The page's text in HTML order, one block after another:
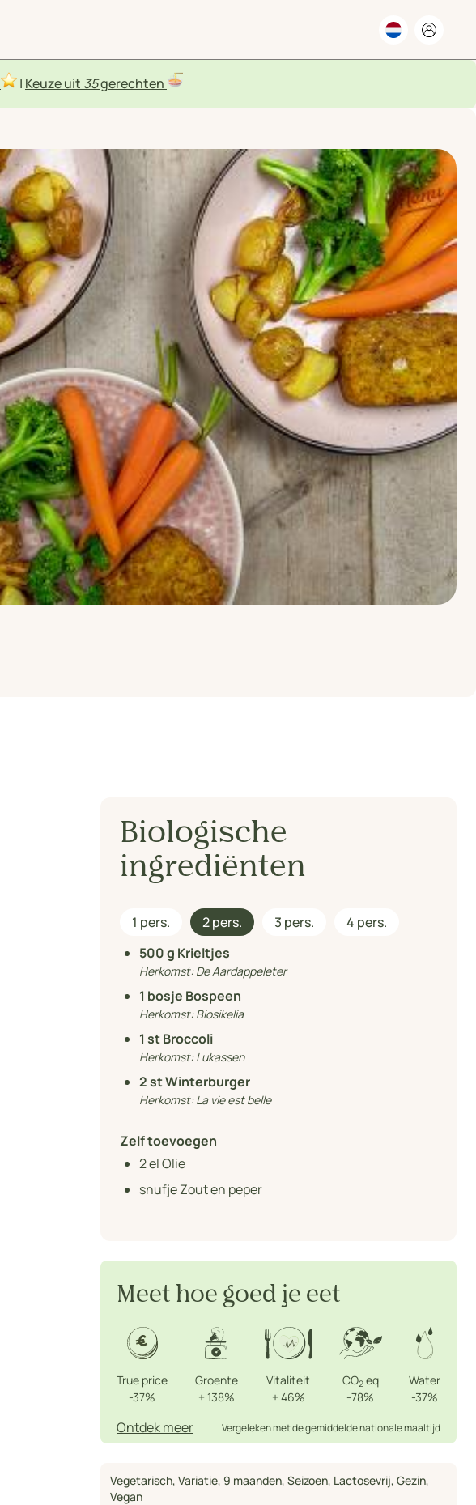
| Keuze uit 35gerechten
Biologische
ingrediënten
1 pers. 2 pers. 3 pers.
4 pers.
500g Krieltjes
Herkomst:De Aardappeleter
1 bosje Bospeen
Herkomst:Biosikelia
1 st Broccoli
Herkomst:Lukassen
2st Winterburger
Herkomst:La vie est belle
Zelf toevoegen
2el Olie
snufje Zout en peper
Meet hoe goed je eet
True price
-37%
Groente
+ 138%
Vitaliteit
+ 46%
CO2eq
-78%
Water
-37%
Ontdek meer Vergeleken met de gemiddelde nationale maaltijd
Vegetarisch, Variatie, 9 maanden, Seizoen, Lactosevrij, Gezin,
Vegan